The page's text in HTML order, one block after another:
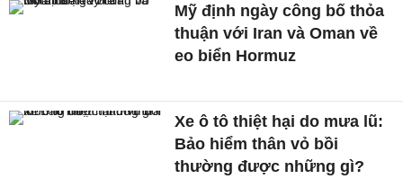
Mỹ định ngày công bố thỏa
thuận với Iran và Oman về
eo biển Hormuz
Xe ô tô thiệt hại do mưa lũ:
Bảo hiểm thân vỏ bồi
thường được những gì?